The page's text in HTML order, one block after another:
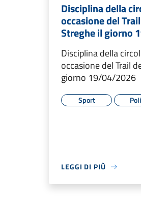
Disciplina della
occasione del
Streghe il giorno
Disciplina della
occasione del Trail
giorno 19/04/2026
Sport
LEGGI DI PIÙ